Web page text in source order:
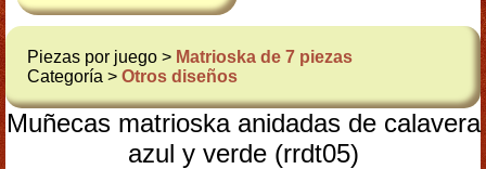
Piezas por juego > Matrioska de 7 piezas
Categoría > Otros diseños
Muñecas matrioska anidadas de calavera
azul y verde (rrdt05)